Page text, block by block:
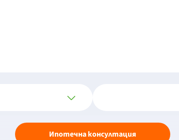
Ипотечна консултация